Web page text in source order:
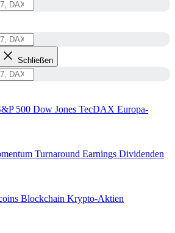
Schließen
500 Dow Jones TecDAX Europa-
Turnaround Earnings Dividenden
Blockchain Krypto-Aktien